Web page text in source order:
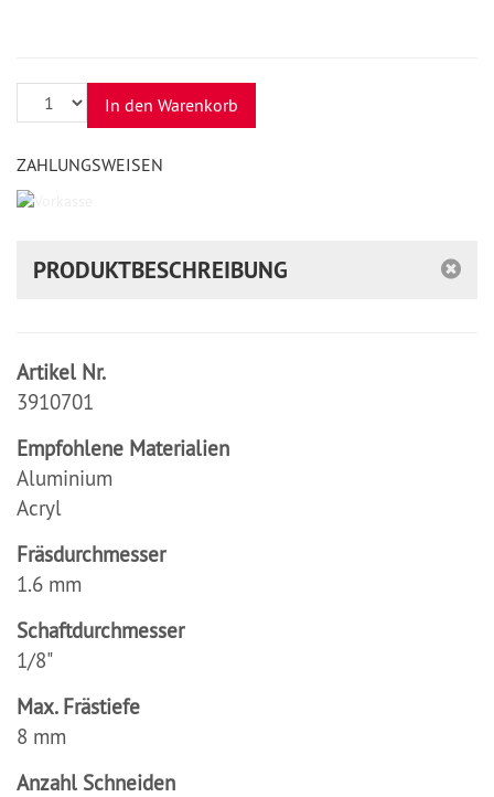
Anzahl In den Warenkorb
ZAHLUNGSWEISEN
PRODUKTBESCHREIBUNG
Artikel Nr.
3910701
Empfohlene Materialien
Aluminium
Acryl
Fräsdurchmesser
1.6 mm
Schaftdurchmesser
1/8"
Max. Frästiefe
8 mm
Anzahl Schneiden